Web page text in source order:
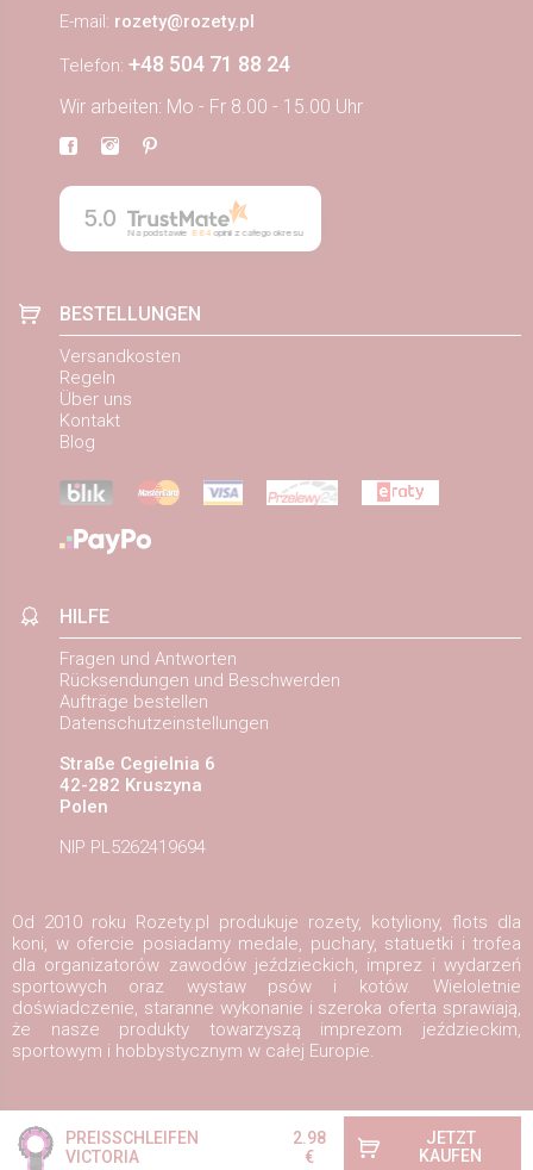
PREISSCHLEIFEN
VICTORIA
2.98
€
JETZT
KAUFEN
E-mail: rozety@rozety.pl
Telefon: +48 504 71 88 24
Wir arbeiten: Mo - Fr 8.00 - 15.00 Uhr
5.0
Na podstawie 884opinii z całego okresu
BESTELLUNGEN
Versandkosten
Regeln
Über uns
Kontakt
Blog
HILFE
Fragen und Antworten
Rücksendungen und Beschwerden
Aufträge bestellen
Datenschutzeinstellungen
Straße Cegielnia 6
42-282 Kruszyna
Polen
NIP PL5262419694
Od 2010 roku Rozety.pl produkuje rozety, kotyliony, flots dla
koni, w ofercie posiadamy medale, puchary, statuetki i trofea
dla organizatorów zawodów jeździeckich, imprez i wydarzeń
sportowych oraz wystaw psów i kotów. Wieloletnie
doświadczenie, staranne wykonanie i szeroka oferta sprawiają,
że nasze produkty towarzyszą imprezom jeździeckim,
sportowym i hobbystycznym w całej Europie.
Copyright ©2026Rozety.pl Design und Ausführung: Redhand.pl